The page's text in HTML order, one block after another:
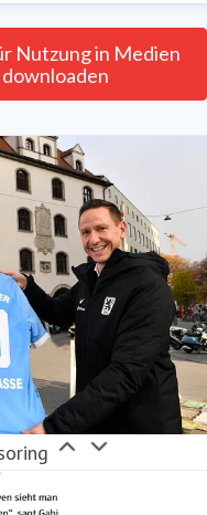
089 2167-900000
finden Sie unter
Nutzung in Medien
downloaden